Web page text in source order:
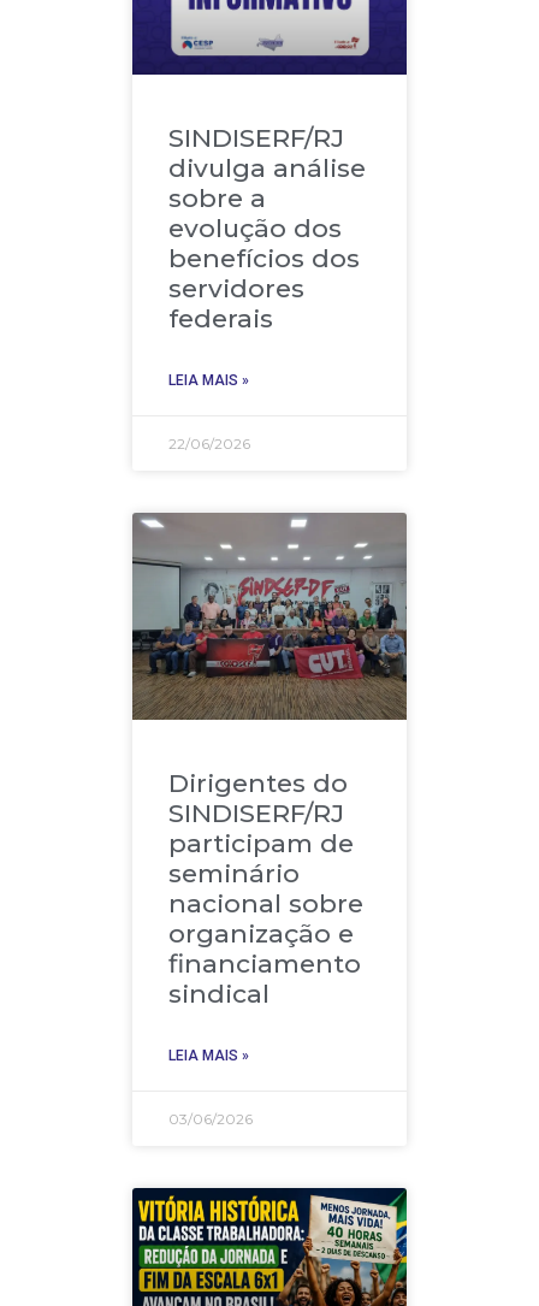
SINDISERF/RJ
divulga análise
sobre a
evolução dos
benefícios dos
servidores
federais
LEIA MAIS »
22/06/2026
Dirigentes do
SINDISERF/RJ
participam de
seminário
nacional sobre
organização e
financiamento
sindical
LEIA MAIS »
03/06/2026